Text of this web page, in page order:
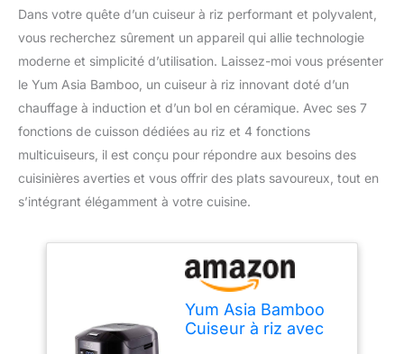
Dans votre quête d’un cuiseur à riz performant et polyvalent,
vous recherchez sûrement un appareil qui allie technologie
moderne et simplicité d’utilisation. Laissez-moi vous présenter
le Yum Asia Bamboo, un cuiseur à riz innovant doté d’un
chauffage à induction et d’un bol en céramique. Avec ses 7
fonctions de cuisson dédiées au riz et 4 fonctions
multicuiseurs, il est conçu pour répondre aux besoins des
cuisinières averties et vous offrir des plats savoureux, tout en
s’intégrant élégamment à votre cuisine.
Yum Asia Bamboo
Cuiseur à riz avec